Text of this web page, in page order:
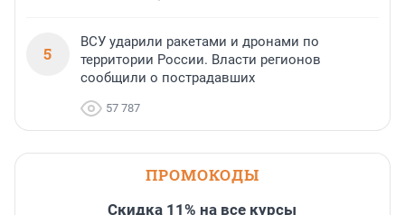
5
ВСУ ударили ракетами и дронами по
территории России. Власти регионов
сообщили о пострадавших
57 787
ПРОМОКОДЫ
Скидка 11% на все курсы